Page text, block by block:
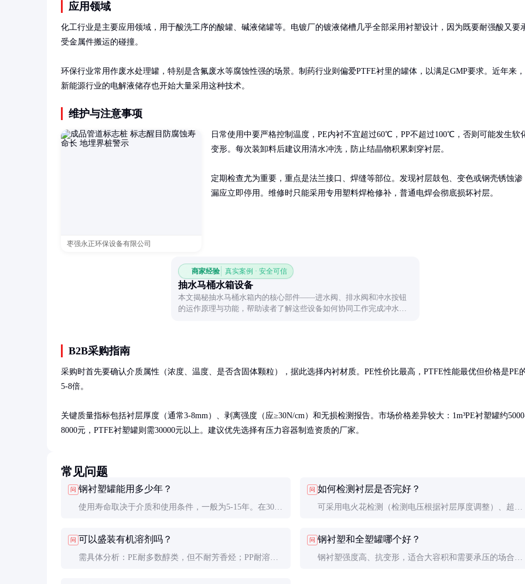
应用领域
化工行业是主要应用领域，用于酸洗工序的酸罐、碱液储罐等。电镀厂的镀液储槽几乎全部采用衬塑设计，因为既要耐强酸又要
受金属件搬运的碰撞。
环保行业常用作废水处理罐，特别是含氟废水等腐蚀性强的场景。制药行业则偏爱PTFE衬里的罐体，以满足GMP要求。近年来，
新能源行业的电解液储存也开始大量采用这种技术。
维护与注意事项
枣强永正环保设备有限公司
日常使用中要严格控制温度，PE内衬不宜超过60℃，PP不超过100℃，否则可能发生软
变形。每次装卸料后建议用清水冲洗，防止结晶物积累刺穿衬层。
定期检查尤为重要，重点是法兰接口、焊缝等部位。发现衬层鼓包、变色或钢壳锈蚀渗
漏应立即停用。维修时只能采用专用塑料焊枪修补，普通电焊会彻底损坏衬层。
商家经验 真实案例 · 安全可信
抽水马桶水箱设备
本文揭秘抽水马桶水箱内的核心部件——进水阀、排水阀和冲水按钮
的运作原理与功能，帮助读者了解这些设备如何协同工作完成冲水过
B2B采购指南
采购时首先要确认介质属性（浓度、温度、是否含固体颗粒），据此选择内衬材质。PE性价比最高，PTFE性能最优但价格是PE
5-8倍。
关键质量指标包括衬层厚度（通常3-8mm）、剥离强度（应≥30N/cm）和无损检测报告。市场价格差异较大：1m³PE衬塑罐约
8000元，PTFE衬塑罐则需30000元以上。建议优先选择有压力容器制造资质的厂家。
常见问题
问 钢衬塑罐能用多少年？
使用寿命取决于介质和使用条件，一般为5-15年。在30%
PTFE可达15年以上。
问 如何检测衬层是否完好？
可采用电火花检测（检测电压根据衬层厚度调整）、超声
纹应立即更换。
问 可以盛装有机溶剂吗？
需具体分析：PE耐多数醇类，但不耐芳香烃；PP耐溶剂
问 钢衬塑和全塑罐哪个好？
钢衬塑强度高、抗变形，适合大容积和需要承压的场合；